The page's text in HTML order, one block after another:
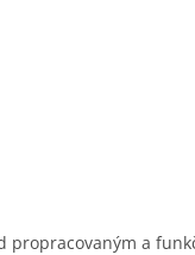
propracovaným a